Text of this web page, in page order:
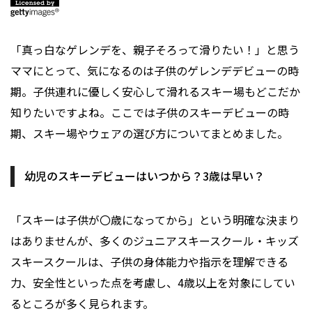
「真っ白なゲレンデを、親子そろって滑りたい！」と思う
ママにとって、気になるのは子供のゲレンデデビューの時
期。子供連れに優しく安心して滑れるスキー場もどこだか
知りたいですよね。ここでは子供のスキーデビューの時
期、スキー場やウェアの選び方についてまとめました。
幼児のスキーデビューはいつから？3歳は早い？
「スキーは子供が〇歳になってから」という明確な決まり
はありませんが、多くのジュニアスキースクール・キッズ
スキースクールは、子供の身体能力や指示を理解できる
力、安全性といった点を考慮し、4歳以上を対象にしてい
るところが多く見られます。